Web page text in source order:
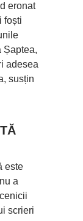
eronat
foști
Șaptea,
adesea
susțin
este
a
scrieri